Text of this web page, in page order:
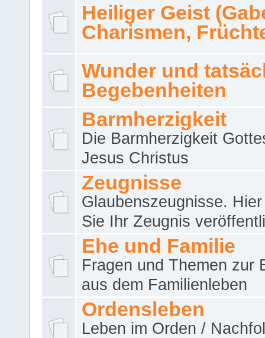
Heiliger Geist
Charismen,
Wunder und
Begebenheiten
Barmherzigkeit
Die Barmherzigkeit
Jesus Christus
Zeugnisse
Glaubenszeugnisse.
Sie Ihr Zeugnis
Ehe und Familie
Fragen und Themen zur
aus dem Familienleben
Ordensleben
Leben im Orden /